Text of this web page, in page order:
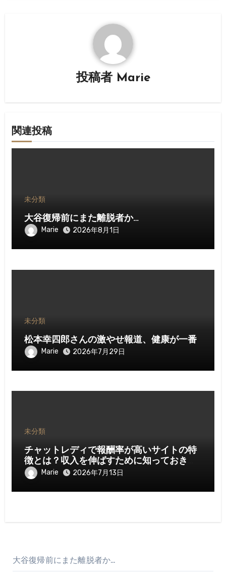
投稿者 Marie
関連投稿
未分類
大谷復帰前にまた離脱者か…
Marie 2026年8月1日
未分類
松本幸四郎さんの激やせ報道、健康が一番
Marie 2026年7月29日
未分類
チャットレディで報酬率が高いサイトの特
徴とは？収入を伸ばすために知っておきた
いポイント
Marie 2026年7月13日
大谷復帰前にまた離脱者か…